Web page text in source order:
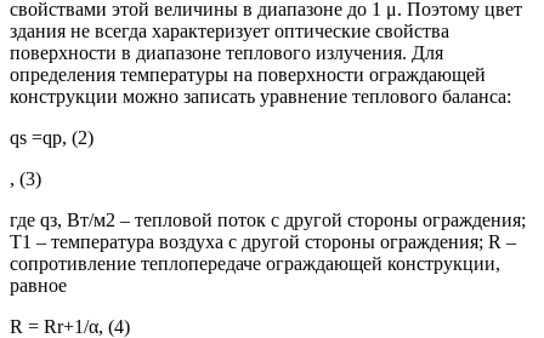
свойствами этой величины в диапазоне до 1 μ. Поэтому цвет
здания не всегда характеризует оптические свойства
поверхности в диапазоне теплового излучения. Для
определения температуры на поверхности ограждающей
конструкции можно записать уравнение теплового баланса:
qs =qp, (2)
, (3)
где qз, Вт/м2 – тепловой поток с другой стороны ограждения;
T1 – температура воздуха с другой стороны ограждения; R –
сопротивление теплопередаче ограждающей конструкции,
равное
R = Rr+1/α, (4)